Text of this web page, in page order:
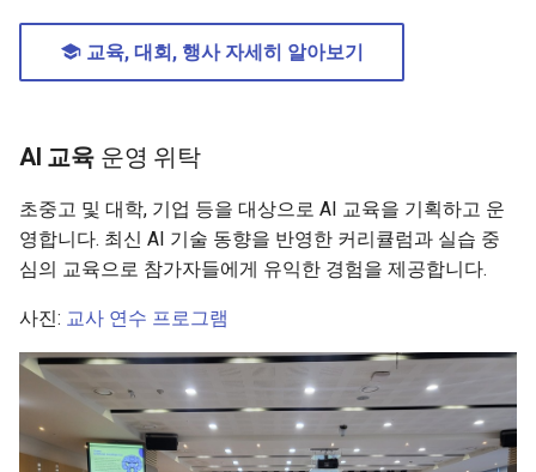
Code Interpreter 응답
교육, 대회, 행사 자세히 알아보기
AI 교육 운영 위탁
초중고 및 대학, 기업 등을 대상으로 AI 교육을 기획하고 운
영합니다. 최신 AI 기술 동향을 반영한 커리큘럼과 실습 중
심의 교육으로 참가자들에게 유익한 경험을 제공합니다.
사진: 교사 연수 프로그램